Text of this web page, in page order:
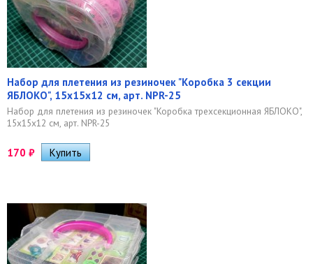
Набор для плетения из резиночек "Коробка 3 секции
ЯБЛОКО", 15х15х12 см, арт. NPR-25
Набор для плетения из резиночек "Коробка трехсекционная ЯБЛОКО",
15х15х12 см, арт. NPR-25
170 ₽